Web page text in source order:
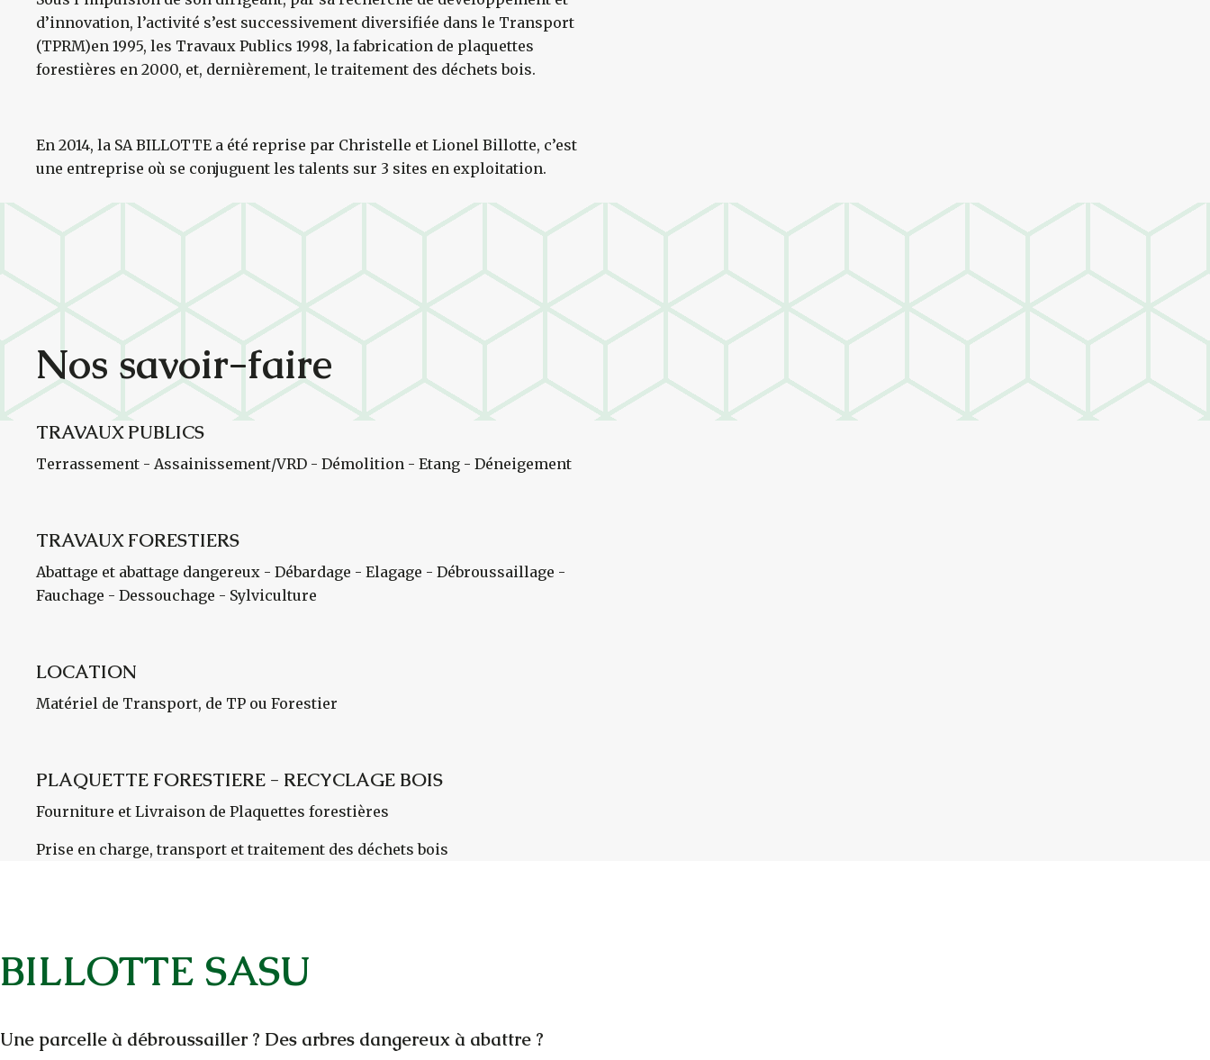
d’innovation, l’activité s’est successivement diversifiée dans le Transport
(TPRM)en 1995, les Travaux Publics 1998, la fabrication de plaquettes
forestières en 2000, et, dernièrement, le traitement des déchets bois.
En 2014, la SA BILLOTTE a été reprise par Christelle et Lionel Billotte, c’est
une entreprise où se conjuguent les talents sur 3 sites en exploitation.
Nos savoir-faire
TRAVAUX PUBLICS
Terrassement - Assainissement/VRD - Démolition - Etang - Déneigement
TRAVAUX FORESTIERS
Abattage et abattage dangereux - Débardage - Elagage - Débroussaillage -
Fauchage - Dessouchage - Sylviculture
LOCATION
Matériel de Transport, de TP ou Forestier
PLAQUETTE FORESTIERE - RECYCLAGE BOIS
Fourniture et Livraison de Plaquettes forestières
Prise en charge, transport et traitement des déchets bois
BILLOTTE SASU
Une parcelle à débroussailler ? Des arbres dangereux à abattre ?